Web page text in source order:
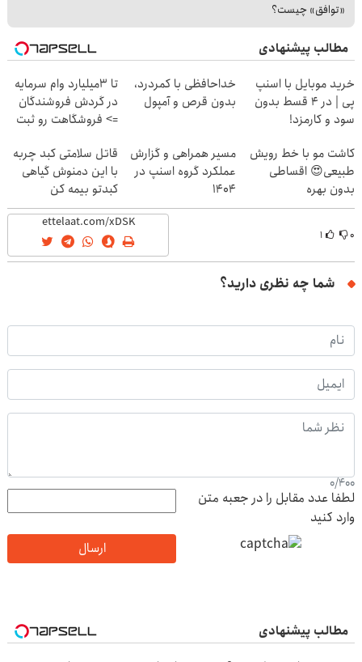
«توافق» چیست؟
مطالب پیشنهادی
خرید موبایل با اسنپ
پی | در ۴ قسط بدون
سود و کارمزد!
خداحافظی با کمردرد،
بدون قرص و آمپول
تا 3میلیارد وام سرمایه
در گردش فروشندگان
=> فروشگاهت رو ثبت
کاشت مو با خط رویش
طبیعی😍 اقساطی
بدون بهره
مسیر همراهی و گزارش
عملکرد گروه اسنپ در
۱۴۰۴
قاتل سلامتی کبد چربه
با این دمنوش گیاهی
کبدتو بیمه کن
۰ ۱
شما چه نظری دارید؟
0/400
لطفا عدد مقابل را در جعبه متن
وارد کنید
ارسال
مطالب پیشنهادی